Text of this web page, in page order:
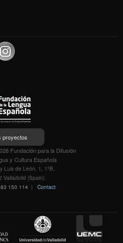
proyectos
Fundación para la Difusión
y Cultura Española
Luis de León, 1, 1ºB,
Valladolid (Spain).
150 114 | Contact